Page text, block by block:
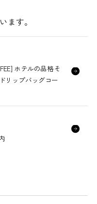
ます。
ホテルの品格そ
リップバッグコー